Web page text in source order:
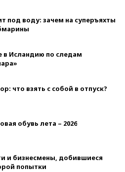
под воду: зачем на суперъяхты
в Исландию по следам
что взять с собой в отпуск?
обувь лета – 2026
и бизнесмены, добившиеся
попытки